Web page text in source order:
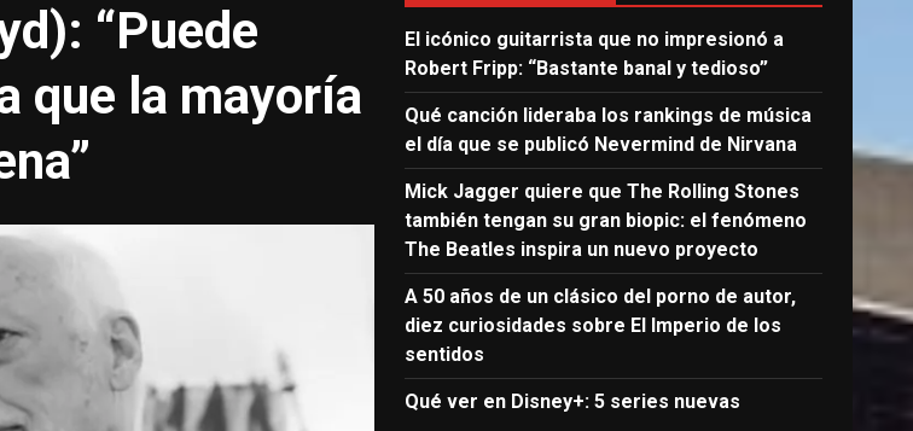
“Puede
que la mayoría
El icónico guitarrista que no impresionó a
Robert Fripp: “Bastante banal y tedioso”
Qué canción lideraba los rankings de música
el día que se publicó Nevermind de Nirvana
Mick Jagger quiere que The Rolling Stones
también tengan su gran biopic: el fenómeno
The Beatles inspira un nuevo proyecto
A 50 años de un clásico del porno de autor,
diez curiosidades sobre El Imperio de los
sentidos
Qué ver en Disney+: 5 series nuevas